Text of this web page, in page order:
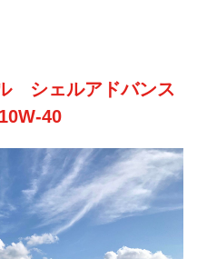
シェルアドバンス
40